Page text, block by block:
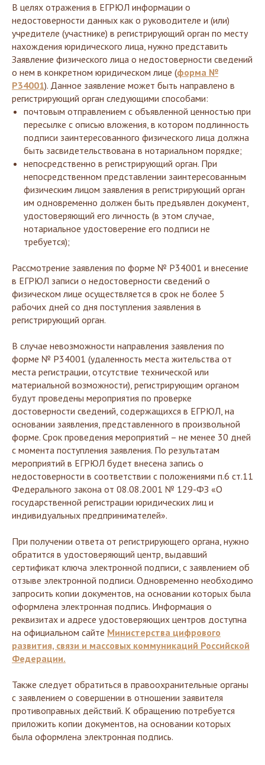
В целях отражения в ЕГРЮЛ информации о
недостоверности данных как о руководителе и (или)
учредителе (участнике) в регистрирующий орган по месту
нахождения юридического лица, нужно представить
Заявление физического лица о недостоверности сведений
о нем в конкретном юридическом лице (форма №
Р34001). Данное заявление может быть направлено в
регистрирующий орган следующими способами:
почтовым отправлением с объявленной ценностью при
пересылке с описью вложения, в котором подлинность
подписи заинтересованного физического лица должна
быть засвидетельствована в нотариальном порядке;
непосредственно в регистрирующий орган. При
непосредственном представлении заинтересованным
физическим лицом заявления в регистрирующий орган
им одновременно должен быть предъявлен документ,
удостоверяющий его личность (в этом случае,
нотариальное удостоверение его подписи не
требуется);
Рассмотрение заявления по форме № Р34001 и внесение
в ЕГРЮЛ записи о недостоверности сведений о
физическом лице осуществляется в срок не более 5
рабочих дней со дня поступления заявления в
регистрирующий орган.
В случае невозможности направления заявления по
форме № Р34001 (удаленность места жительства от
места регистрации, отсутствие технической или
материальной возможности), регистрирующим органом
будут проведены мероприятия по проверке
достоверности сведений, содержащихся в ЕГРЮЛ, на
основании заявления, представленного в произвольной
форме. Срок проведения мероприятий – не менее 30 дней
с момента поступления заявления. По результатам
мероприятий в ЕГРЮЛ будет внесена запись о
недостоверности в соответствии с положениями п.6 ст.11
Федерального закона от 08.08.2001 № 129-ФЗ «О
государственной регистрации юридических лиц и
индивидуальных предпринимателей».
При получении ответа от регистрирующего органа, нужно
обратится в удостоверяющий центр, выдавший
сертификат ключа электронной подписи, с заявлением об
отзыве электронной подписи. Одновременно необходимо
запросить копии документов, на основании которых была
оформлена электронная подпись. Информация о
реквизитах и адресе удостоверяющих центров доступна
на официальном сайте Министерства цифрового
развития, связи и массовых коммуникаций Российской
Федерации.
Также следует обратиться в правоохранительные органы
с заявлением о совершении в отношении заявителя
противоправных действий. К обращению потребуется
приложить копии документов, на основании которых
была оформлена электронная подпись.